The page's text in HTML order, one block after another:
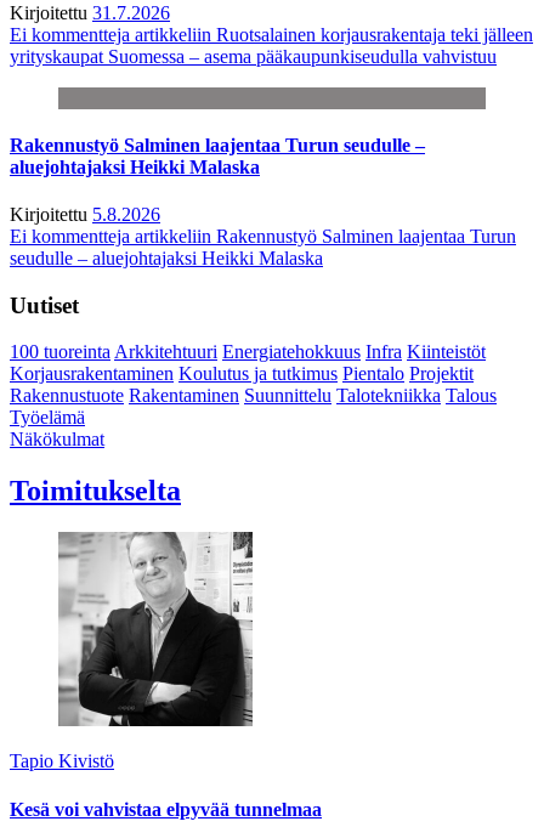
Kirjoitettu 31.7.2026
Ei kommentteja artikkeliin Ruotsalainen korjausrakentaja teki jälleen
yrityskaupat Suomessa – asema pääkaupunkiseudulla vahvistuu
Rakennustyö Salminen laajentaa Turun seudulle –
aluejohtajaksi Heikki Malaska
Kirjoitettu 5.8.2026
Ei kommentteja artikkeliin Rakennustyö Salminen laajentaa Turun
seudulle – aluejohtajaksi Heikki Malaska
Uutiset
100 tuoreintaArkkitehtuuri Energiatehokkuus Infra Kiinteistöt
Korjausrakentaminen Koulutus ja tutkimus Pientalo Projektit
Rakennustuote Rakentaminen Suunnittelu Talotekniikka Talous
Työelämä
Näkökulmat
Toimitukselta
Tapio Kivistö
Kesä voi vahvistaa elpyvää tunnelmaa